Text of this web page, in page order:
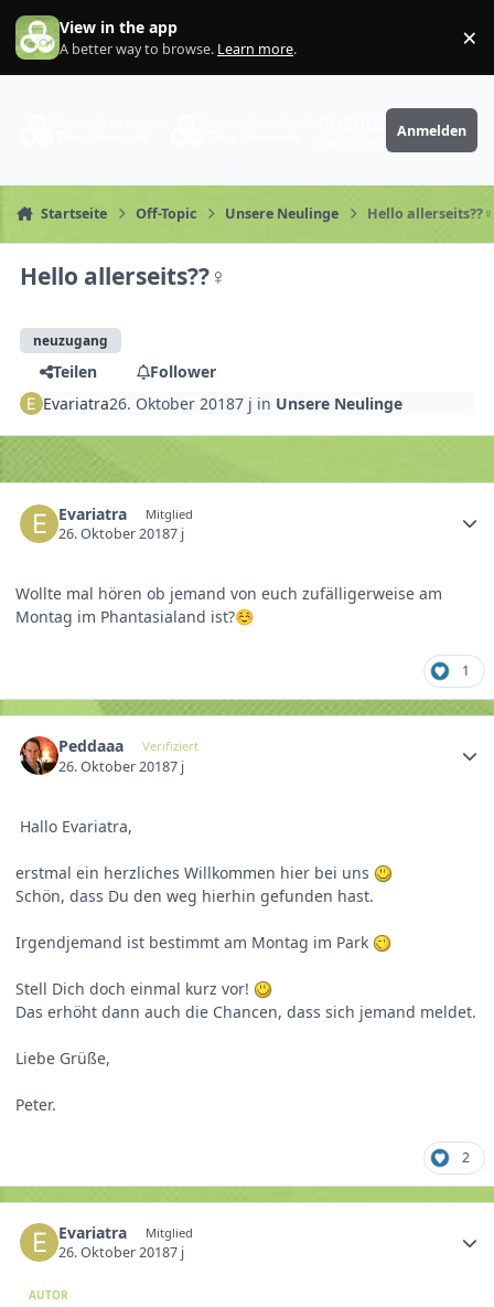
Zum Inhalt springen
View in the app
A better way to browse. Learn more. ×
PhantaFriends.de
Anmelden
Startseite Off-Topic Unsere Neulinge Hello allerseits??‍♀️
Hello allerseits??‍♀️
neuzugang
Teilen
Follower
Evariatra26. Oktober 20187 j in Unsere Neulinge
Evariatra Mitglied
26. Oktober 20187 j
Wollte mal hören ob jemand von euch zufälligerweise am
Montag im Phantasialand ist?☺️
1
Peddaaa Verifiziert
26. Oktober 20187 j
Hallo Evariatra,
erstmal ein herzliches Willkommen hier bei uns
Schön, dass Du den weg hierhin gefunden hast.
Irgendjemand ist bestimmt am Montag im Park
Stell Dich doch einmal kurz vor!
Das erhöht dann auch die Chancen, dass sich jemand meldet.
Liebe Grüße,
Peter.
2
Evariatra Mitglied
26. Oktober 20187 j
AUTOR